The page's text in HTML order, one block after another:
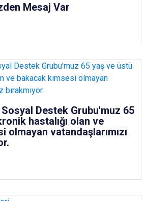
Mesaj Var
Destek Grubu'muz 65
hastalığı olan ve
olmayan vatandaşlarımızı